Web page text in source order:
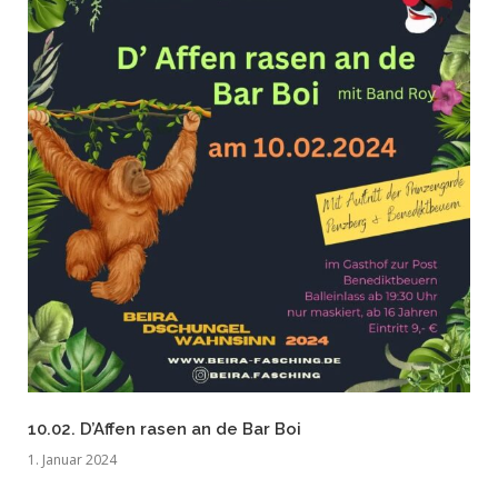
10.02. D’Affen rasen an de Bar Boi
1. Januar 2024